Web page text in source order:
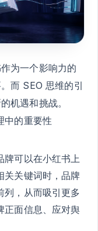
为一个影响力的
而 SEO 思维的引
机遇和挑战。
中的重要性
牌可以在小红书上
关关键词时，品牌
列，从而吸引更多
正面信息、应对舆